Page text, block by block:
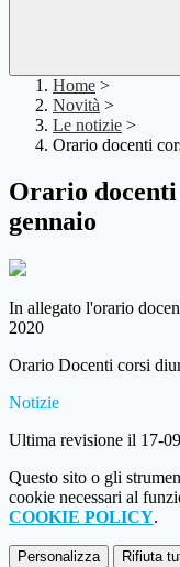
Home >
Novità >
Le notizie >
Orario docenti
Orario
gennaio
In allegato l'orario
2020
Orario Docenti corsi
Notizie
Ultima revisione il 17-
Questo sito o gli
cookie necessari al
COOKIE POLICY.
Personalizza Rifiuta